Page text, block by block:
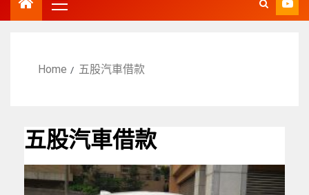
Home 五股汽車借款
五股汽車借款